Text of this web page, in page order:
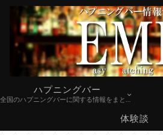
ハプニングバー
全国のハプニングバーに関する情報をまとめています。
体験談